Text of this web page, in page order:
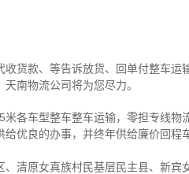
货款、等告诉放货、回单付整车运
南物流公司将为您尽力。
各车型整车整车运输，零担专线物
优良的办事，并终年供给廉价回程
清原女真族村民基层民主县、新宾